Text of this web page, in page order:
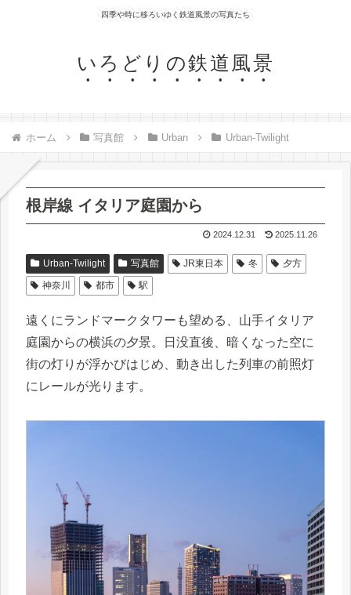
四季や時に移ろいゆく鉄道風景の写真たち
いろどりの鉄道風景
ホーム 写真館 Urban Urban-Twilight
根岸線 イタリア庭園から
2024.12.31 2025.11.26
Urban-Twilight 写真館 JR東日本 冬
夕方
神奈川
都市 駅
遠くにランドマークタワーも望める、山手イタリア
庭園からの横浜の夕景。日没直後、暗くなった空に
街の灯りが浮かびはじめ、動き出した列車の前照灯
にレールが光ります。